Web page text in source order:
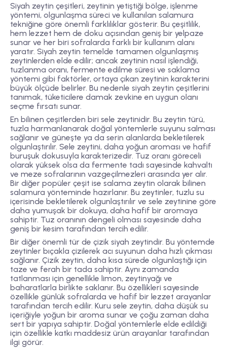
Siyah zeytin çeşitleri, zeytinin yetiştiği bölge, işlenme
yöntemi, olgunlaşma süreci ve kullanılan salamura
tekniğine göre önemli farklılıklar gösterir. Bu çeşitlilik,
hem lezzet hem de doku açısından geniş bir yelpaze
sunar ve her biri sofralarda farklı bir kullanım alanı
yaratır. Siyah zeytin temelde tamamen olgunlaşmış
zeytinlerden elde edilir; ancak zeytinin nasıl işlendiği,
tuzlanma oranı, fermente edilme süresi ve saklama
yöntemi gibi faktörler, ortaya çıkan zeytinin karakterini
büyük ölçüde belirler. Bu nedenle siyah zeytin çeşitlerini
tanımak, tüketicilere damak zevkine en uygun olanı
seçme fırsatı sunar.
En bilinen çeşitlerden biri sele zeytinidir. Bu zeytin türü,
tuzla harmanlanarak doğal yöntemlerle suyunu salması
sağlanır ve güneşte ya da serin alanlarda bekletilerek
olgunlaştırılır. Sele zeytini, daha yoğun aroması ve hafif
buruşuk dokusuyla karakterizedir. Tuz oranı göreceli
olarak yüksek olsa da fermente tadı sayesinde kahvaltı
ve meze sofralarının vazgeçilmezleri arasında yer alır.
Bir diğer popüler çeşit ise salama zeytin olarak bilinen
salamura yönteminde hazırlanır. Bu zeytinler, tuzlu su
içerisinde bekletilerek olgunlaştırılır ve sele zeytinine göre
daha yumuşak bir dokuya, daha hafif bir aromaya
sahiptir. Tuz oranının dengeli olması sayesinde daha
geniş bir kesim tarafından tercih edilir.
Bir diğer önemli tür de çizik siyah zeytindir. Bu yöntemde
zeytinler bıçakla çizilerek acı suyunun daha hızlı çıkması
sağlanır. Çizik zeytin, daha kısa sürede olgunlaştığı için
taze ve ferah bir tada sahiptir. Aynı zamanda
tatlanması için genellikle limon, zeytinyağı ve
baharatlarla birlikte saklanır. Bu özellikleri sayesinde
özellikle günlük sofralarda ve hafif bir lezzet arayanlar
tarafından tercih edilir. Kuru sele zeytin, daha düşük su
içeriğiyle yoğun bir aroma sunar ve çoğu zaman daha
sert bir yapıya sahiptir. Doğal yöntemlerle elde edildiği
için özellikle katkı maddesiz ürün arayanlar tarafından
ilgi görür.